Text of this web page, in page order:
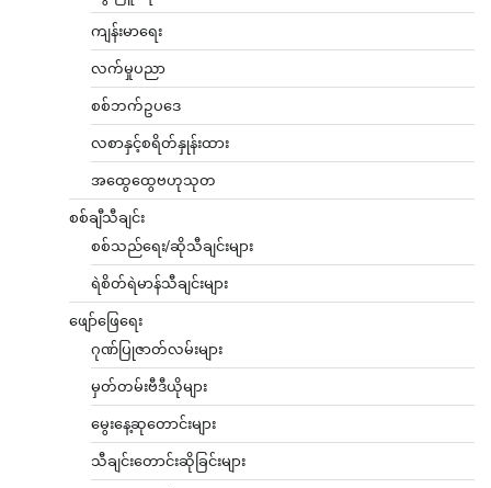
ကျန်းမာရေး
လက်မှုပညာ
စစ်ဘက်ဥပဒေ
လစာနှင့်စရိတ်နှုန်းထား
အထွေထွေဗဟုသုတ
စစ်ချီသီချင်း
စစ်သည်ရေး/ဆိုသီချင်းများ
ရဲစိတ်ရဲမာန်သီချင်းများ
ဖျော်ဖြေရေး
ဂုဏ်ပြုဇာတ်လမ်းများ
မှတ်တမ်းဗီဒီယိုများ
မွေးနေ့ဆုတောင်းများ
သီချင်းတောင်းဆိုခြင်းများ